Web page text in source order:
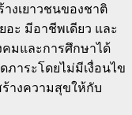
งเยาวชนของชาติ
อะ มีอาชีพเดียว และ
มและการศึกษาได้
าระโดยไม่มีเงื่อนไข
างความสุขให้กับ